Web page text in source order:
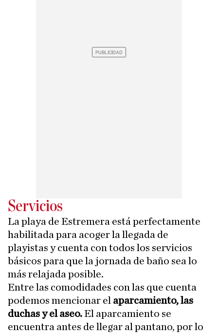
Servicios
La playa de Estremera está perfectamente
habilitada para acoger la llegada de
playistas y cuenta con todos los servicios
básicos para que la jornada de baño sea lo
más relajada posible.
Entre las comodidades con las que cuenta
podemos mencionar el aparcamiento, las
duchas y el aseo.El aparcamiento se
encuentra antes de llegar al pantano, por lo